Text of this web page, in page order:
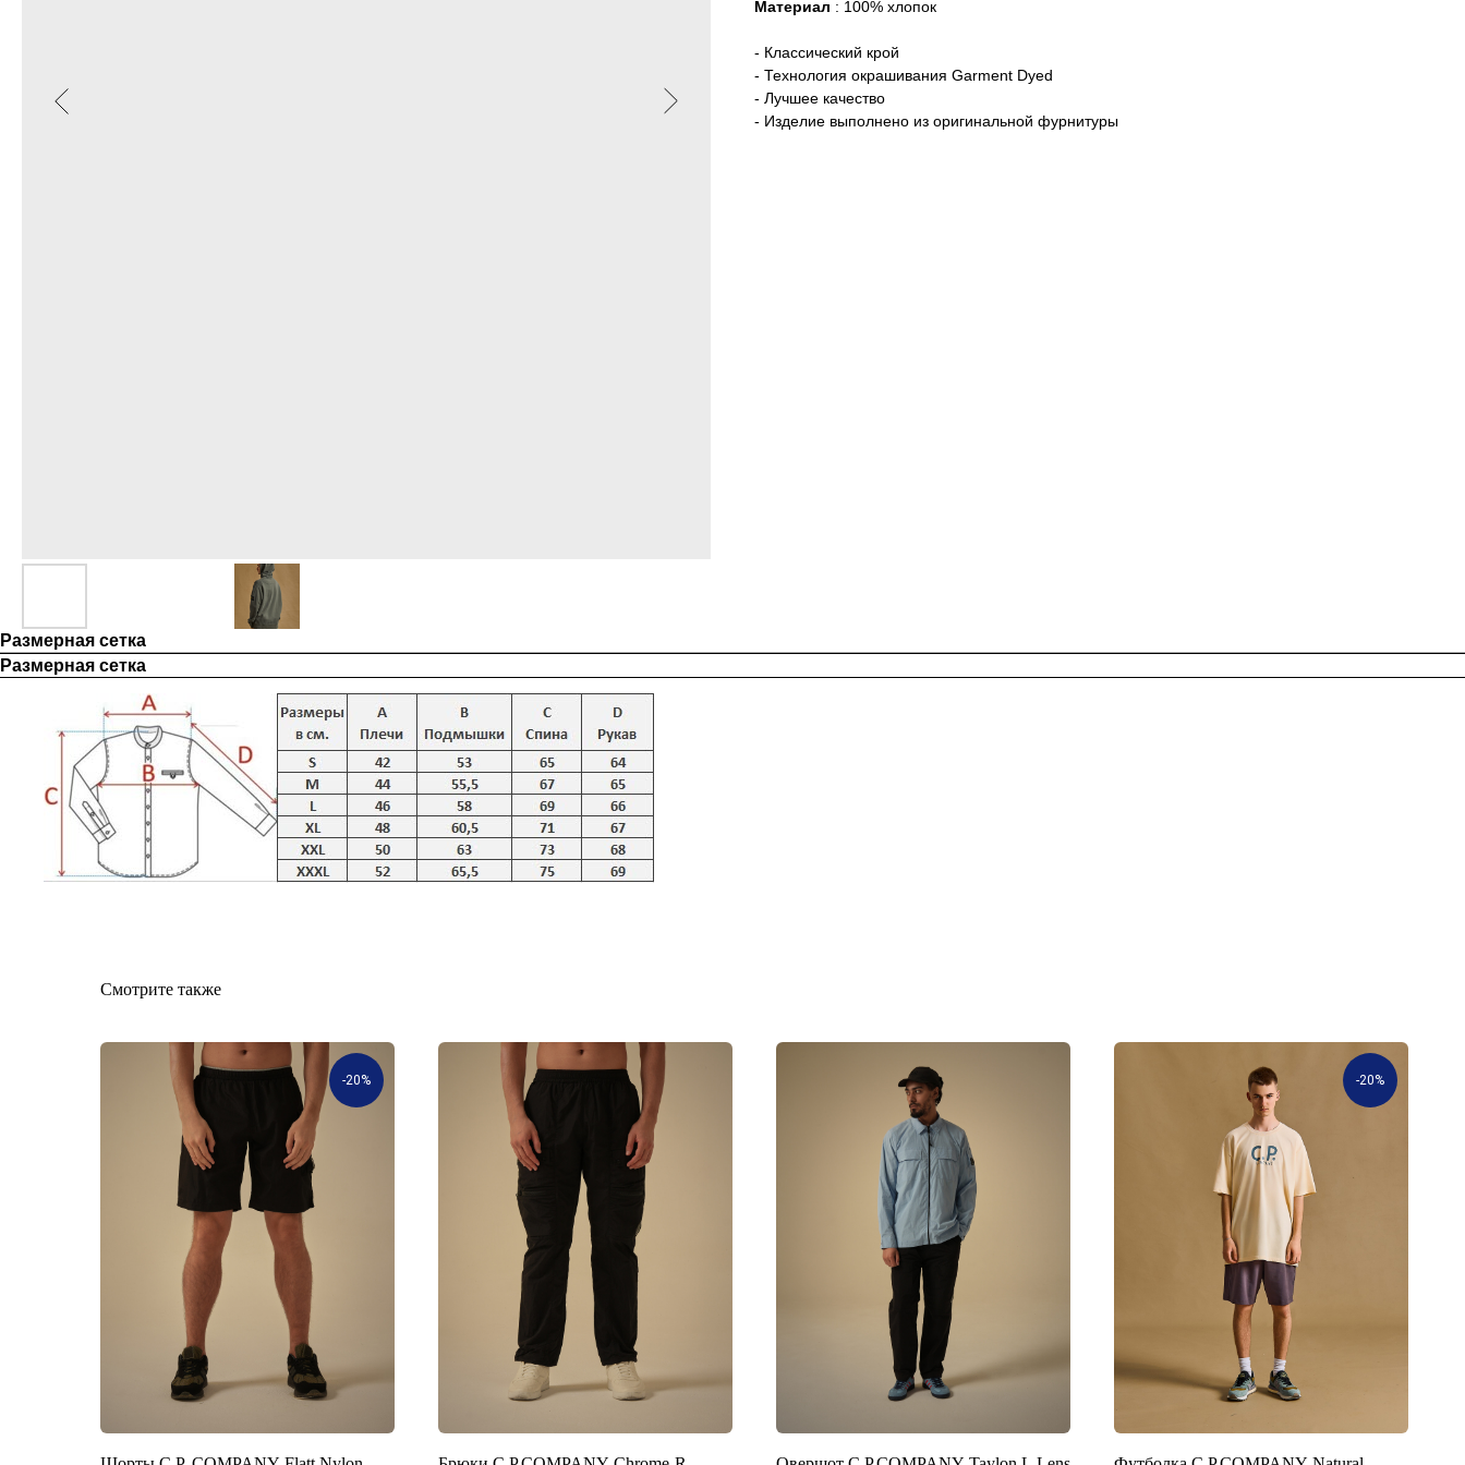
Материал : 100% хлопок
- Классический крой
- Технология окрашивания Garment Dyed
- Лучшее качество
- Изделие выполнено из оригинальной фурнитуры
Размерная сетка
Размерная сетка
Смотрите также
-20% -20%